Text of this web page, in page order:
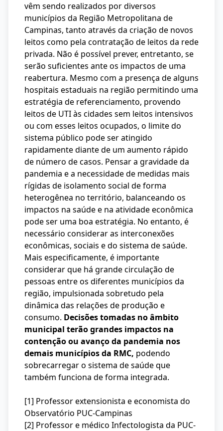
vêm sendo realizados por diversos
municípios da Região Metropolitana de
Campinas, tanto através da criação de novos
leitos como pela contratação de leitos da rede
privada. Não é possível prever, entretanto, se
serão suficientes ante os impactos de uma
reabertura. Mesmo com a presença de alguns
hospitais estaduais na região permitindo uma
estratégia de referenciamento, provendo
leitos de UTI às cidades sem leitos intensivos
ou com esses leitos ocupados, o limite do
sistema público pode ser atingido
rapidamente diante de um aumento rápido
de número de casos. Pensar a gravidade da
pandemia e a necessidade de medidas mais
rígidas de isolamento social de forma
heterogênea no território, balanceando os
impactos na saúde e na atividade econômica
pode ser uma boa estratégia. No entanto, é
necessário considerar as interconexões
econômicas, sociais e do sistema de saúde.
Mais especificamente, é importante
considerar que há grande circulação de
pessoas entre os diferentes municípios da
região, impulsionada sobretudo pela
dinâmica das relações de produção e
consumo. Decisões tomadas no âmbito
municipal terão grandes impactos na
contenção ou avanço da pandemia nos
demais municípios da RMC, podendo
sobrecarregar o sistema de saúde que
também funciona de forma integrada.
[1] Professor extensionista e economista do
Observatório PUC-Campinas
[2] Professor e médico Infectologista da PUC-